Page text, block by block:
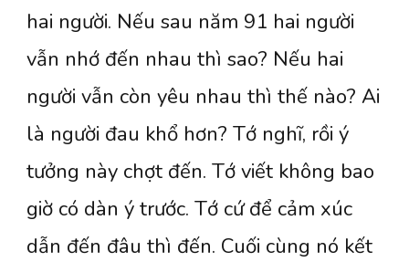
chưa
bắt
đầu
hai người. Nếu sau năm 91 hai người
vẫn nhớ đến nhau thì sao? Nếu hai
người vẫn còn yêu nhau thì thế nào? Ai
là người đau khổ hơn? Tớ nghĩ, rồi ý
tưởng này chợt đến. Tớ viết không bao
giờ có dàn ý trước. Tớ cứ để cảm xúc
dẫn đến đâu thì đến. Cuối cùng nó kết